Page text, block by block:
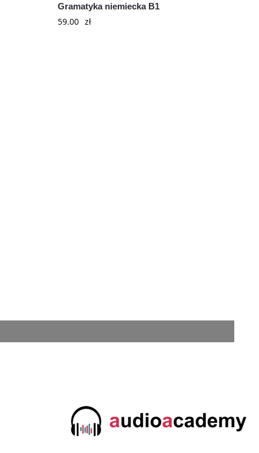
Gramatyka niemiecka B1
59.00 zł